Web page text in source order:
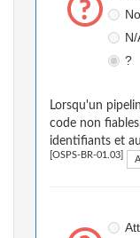
N/
?
Lorsqu'un
code non
identifiants et
[OSPS-BR-01.03]